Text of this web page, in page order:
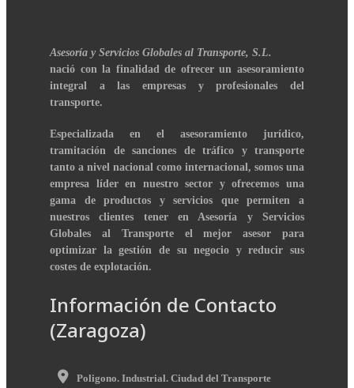
Asesoría y Servicios Globales al Transporte, S.L.
nació con la finalidad de ofrecer un asesoramiento
integral a las empresas y profesionales del
transporte.
Especializada en el asesoramiento jurídico,
tramitación de sanciones de tráfico y transporte
tanto a nivel nacional como internacional, somos una
empresa líder en nuestro sector y ofrecemos una
gama de productos y servicios que permiten a
nuestros clientes tener en Asesoría y Servicios
Globales al Transporte el mejor asesor para
optimizar la gestión de su negocio y reducir sus
costes de explotación.
Información de Contacto
(Zaragoza)
Poligono. Industrial. Ciudad del Transporte